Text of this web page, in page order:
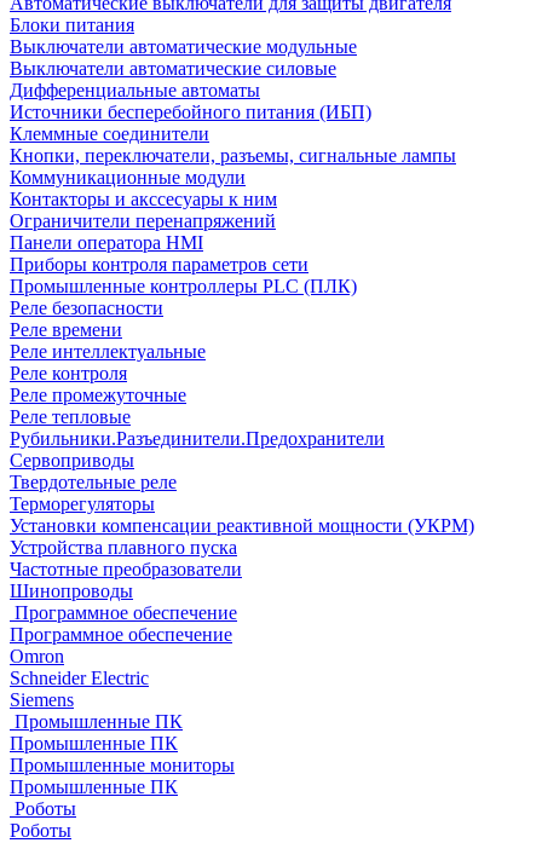
Блоки питания
Выключатели автоматические модульные
Выключатели автоматические силовые
Дифференциальные автоматы
Источники бесперебойного питания (ИБП)
Клеммные соединители
Кнопки, переключатели, разъемы, сигнальные лампы
Коммуникационные модули
Контакторы и акссесуары к ним
Ограничители перенапряжений
Панели оператора HMI
Приборы контроля параметров сети
Промышленные контроллеры PLC (ПЛК)
Реле безопасности
Реле времени
Реле интеллектуальные
Реле контроля
Реле промежуточные
Реле тепловые
Рубильники.Разъединители.Предохранители
Сервоприводы
Твердотельные реле
Терморегуляторы
Установки компенсации реактивной мощности (УКРМ)
Устройства плавного пуска
Частотные преобразователи
Шинопроводы
Программное обеспечение
Программное обеспечение
Omron
Schneider Electric
Siemens
Промышленные ПК
Промышленные ПК
Промышленные мониторы
Промышленные ПК
Роботы
Роботы